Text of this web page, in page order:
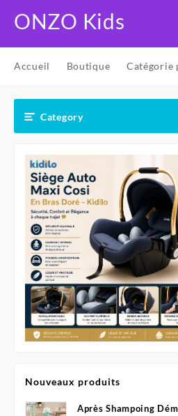
ONZO Kids
Accueil Boutique Catégorie
Category
Nouveaux produits
Après Shampoing